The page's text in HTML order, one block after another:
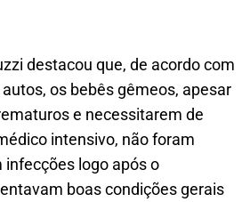
destacou que, de acordo com
os bebês gêmeos, apesar
e necessitarem de
intensivo, não foram
logo após o
boas condições gerais